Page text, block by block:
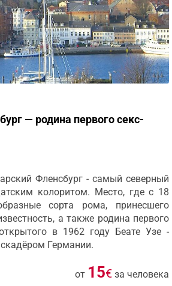
секс-
Фленсбург - самый северный
колоритом. Место, где с 18
сорта рома, принесшего
а также родина первого
в 1962 году Беате Узе -
Германии.
от 15€ за человека